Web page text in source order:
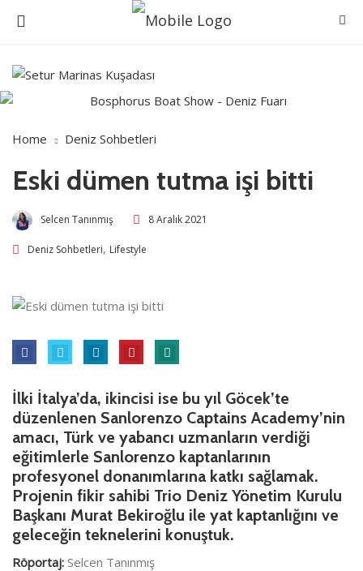
Home Deniz Sohbetleri
Eski dümen tutma işi bitti
Selcen Tanınmış 8 Aralık 2021
Deniz Sohbetleri, Lifestyle
İlki İtalya’da, ikincisi ise bu yıl Göcek’te
düzenlenen Sanlorenzo Captains Academy’nin
amacı, Türk ve yabancı uzmanların verdiği
eğitimlerle Sanlorenzo kaptanlarının
profesyonel donanımlarına katkı sağlamak.
Projenin fikir sahibi Trio Deniz Yönetim Kurulu
Başkanı Murat Bekiroğlu ile yat kaptanlığını ve
geleceğin teknelerini konuştuk.
Röportaj: Selcen Tanınmış